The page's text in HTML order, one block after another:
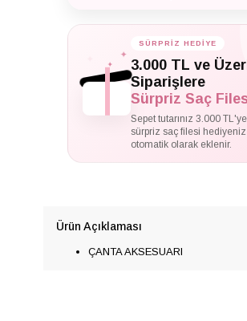
✦
✦
SÜRPRİZ HEDİYE
3.000 TL ve
Siparişlere
Sürpriz Saç
Sepet tutarınız 3.000
sürpriz saç filesi
otomatik olarak eklenir.
Ürün Açıklaması
ÇANTA AKSESUARI